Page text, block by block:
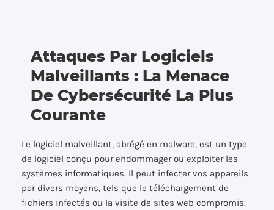
Attaques Par Logiciels
Malveillants : La Menace
De Cybersécurité La Plus
Courante
Le logiciel malveillant, abrégé en malware, est un type
de logiciel conçu pour endommager ou exploiter les
systèmes informatiques. Il peut infecter vos appareils
par divers moyens, tels que le téléchargement de
fichiers infectés ou la visite de sites web compromis.